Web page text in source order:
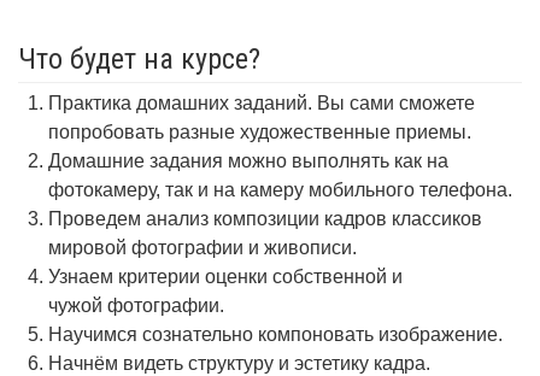
Что будет на курсе?
Практика домашних заданий. Вы сами сможете
попробовать разные художественные приемы.
Домашние задания можно выполнять как на
фотокамеру, так и на камеру мобильного телефона.
Проведем анализ композиции кадров классиков
мировой фотографии и живописи.
Узнаем критерии оценки собственной и
чужой фотографии.
Научимся сознательно компоновать изображение.
Начнём видеть структуру и эстетику кадра.